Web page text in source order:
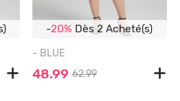
-20% Dès 2 Acheté(s)
- BLUE
48.99 62.99